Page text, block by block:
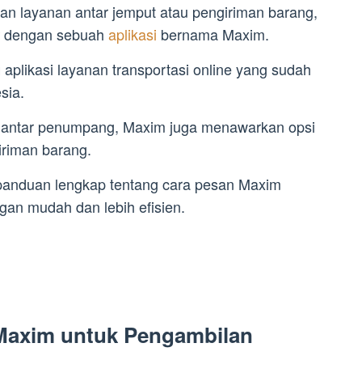
layanan antar jemput atau pengiriman barang,
sebuah aplikasi bernama Maxim.
layanan transportasi online yang sudah
penumpang, Maxim juga menawarkan opsi
barang.
lengkap tentang cara pesan Maxim
mudah dan lebih efisien.
untuk Pengambilan